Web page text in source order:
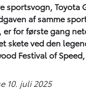
sportsvogn, Toyota
af samme
er for første gang
skete ved den
Festival of
10. juli 2025